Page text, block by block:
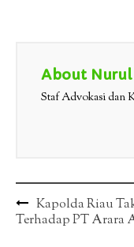
About
Staf Advokasi dan
Post
navigation
Kapolda Riau
Terhadap PT Arara